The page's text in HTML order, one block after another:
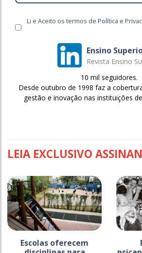
Li e Aceito os termos de Política e
Ensino
Revista Ensino
10 mil seguidores.
Desde outubro de 1998 faz a
gestão e inovação nas instituições
LEIA EXCLUSIVO
Escolas oferecem